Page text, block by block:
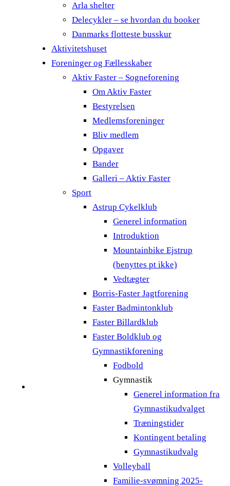
Arla shelter
Delecykler – se hvordan du booker
Danmarks flotteste busskur
Aktivitetshuset
Foreninger og Fællesskaber
Aktiv Faster – Sogneforening
Om Aktiv Faster
Bestyrelsen
Medlemsforeninger
Bliv medlem
Opgaver
Bander
Galleri – Aktiv Faster
Sport
Astrup Cykelklub
Generel information
Introduktion
Mountainbike Ejstrup
(benyttes pt ikke)
Vedtægter
Borris-Faster Jagtforening
Faster Badmintonklub
Faster Billardklub
Faster Boldklub og
Gymnastikforening
Fodbold
Gymnastik
Generel information fra
Gymnastikudvalget
Træningstider
Kontingent betaling
Gymnastikudvalg
Volleyball
Familie-svømning 2025-